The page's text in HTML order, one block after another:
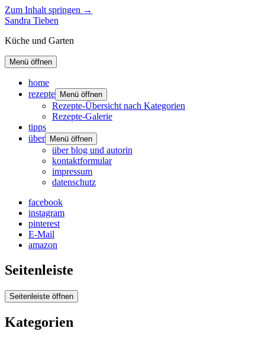
Zum Inhalt springen →
Sandra Tieben
Küche und Garten
Menü öffnen
home
rezepte
Menü öffnen
Rezepte-Übersicht nach Kategorien
Rezepte-Galerie
tipps
über
Menü öffnen
über blog und autorin
kontaktformular
impressum
datenschutz
facebook
instagram
pinterest
E-Mail
amazon
Seitenleiste
Seitenleiste öffnen
Kategorien